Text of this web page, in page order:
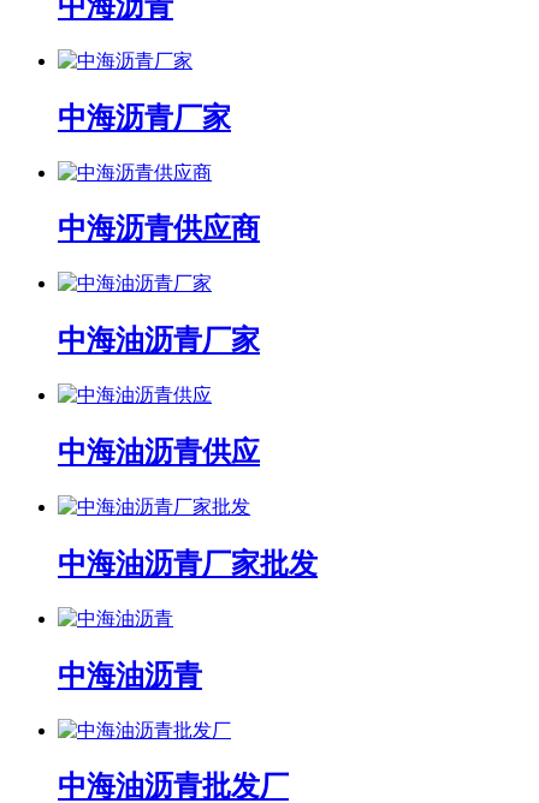
中海沥青厂家
中海沥青供应商
中海油沥青厂家
中海油沥青供应
中海油沥青厂家批发
中海油沥青
中海油沥青批发厂